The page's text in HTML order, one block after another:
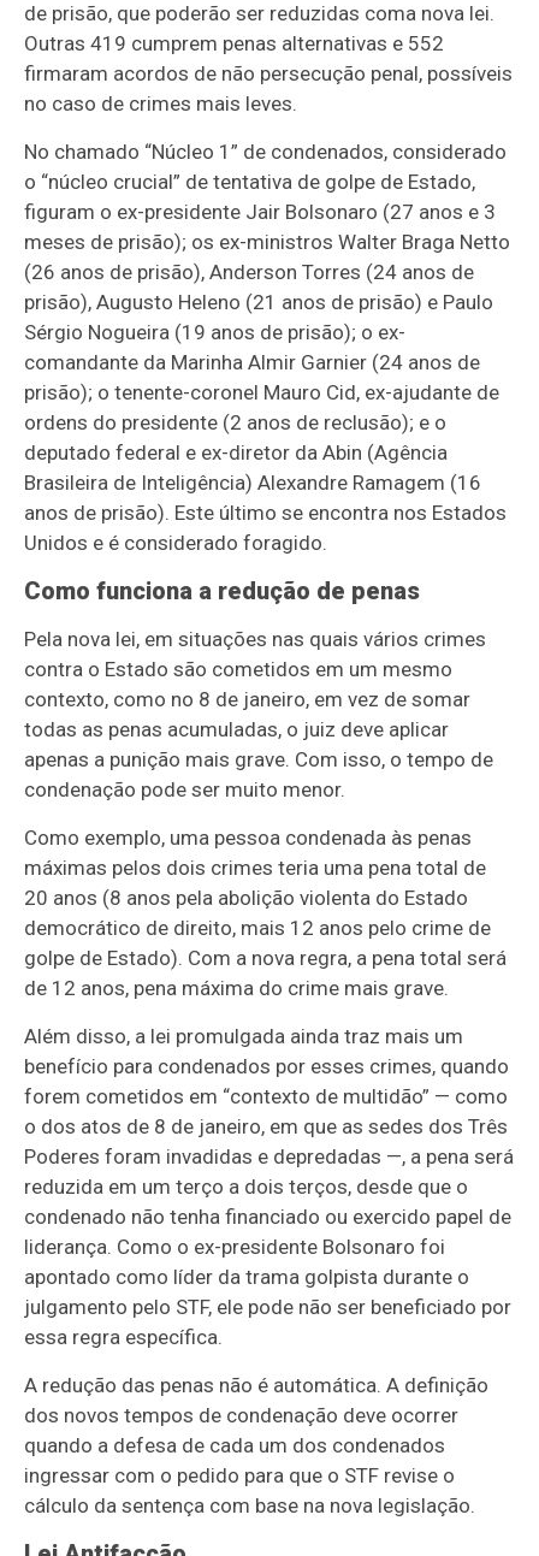
de prisão, que poderão ser reduzidas coma nova lei.
Outras 419 cumprem penas alternativas e 552
firmaram acordos de não persecução penal, possíveis
no caso de crimes mais leves.
No chamado “Núcleo 1” de condenados, considerado
o “núcleo crucial” de tentativa de golpe de Estado,
figuram o ex-presidente Jair Bolsonaro (27 anos e 3
meses de prisão); os ex-ministros Walter Braga Netto
(26 anos de prisão), Anderson Torres (24 anos de
prisão), Augusto Heleno (21 anos de prisão) e Paulo
Sérgio Nogueira (19 anos de prisão); o ex-
comandante da Marinha Almir Garnier (24 anos de
prisão); o tenente-coronel Mauro Cid, ex-ajudante de
ordens do presidente (2 anos de reclusão); e o
deputado federal e ex-diretor da Abin (Agência
Brasileira de Inteligência) Alexandre Ramagem (16
anos de prisão). Este último se encontra nos Estados
Unidos e é considerado foragido.
Como funciona a redução de penas
Pela nova lei, em situações nas quais vários crimes
contra o Estado são cometidos em um mesmo
contexto, como no 8 de janeiro, em vez de somar
todas as penas acumuladas, o juiz deve aplicar
apenas a punição mais grave. Com isso, o tempo de
condenação pode ser muito menor.
Como exemplo, uma pessoa condenada às penas
máximas pelos dois crimes teria uma pena total de
20 anos (8 anos pela abolição violenta do Estado
democrático de direito, mais 12 anos pelo crime de
golpe de Estado). Com a nova regra, a pena total será
de 12 anos, pena máxima do crime mais grave.
Além disso, a lei promulgada ainda traz mais um
benefício para condenados por esses crimes, quando
forem cometidos em “contexto de multidão” — como
o dos atos de 8 de janeiro, em que as sedes dos Três
Poderes foram invadidas e depredadas —, a pena será
reduzida em um terço a dois terços, desde que o
condenado não tenha financiado ou exercido papel de
liderança. Como o ex-presidente Bolsonaro foi
apontado como líder da trama golpista durante o
julgamento pelo STF, ele pode não ser beneficiado por
essa regra específica.
A redução das penas não é automática. A definição
dos novos tempos de condenação deve ocorrer
quando a defesa de cada um dos condenados
ingressar com o pedido para que o STF revise o
cálculo da sentença com base na nova legislação.